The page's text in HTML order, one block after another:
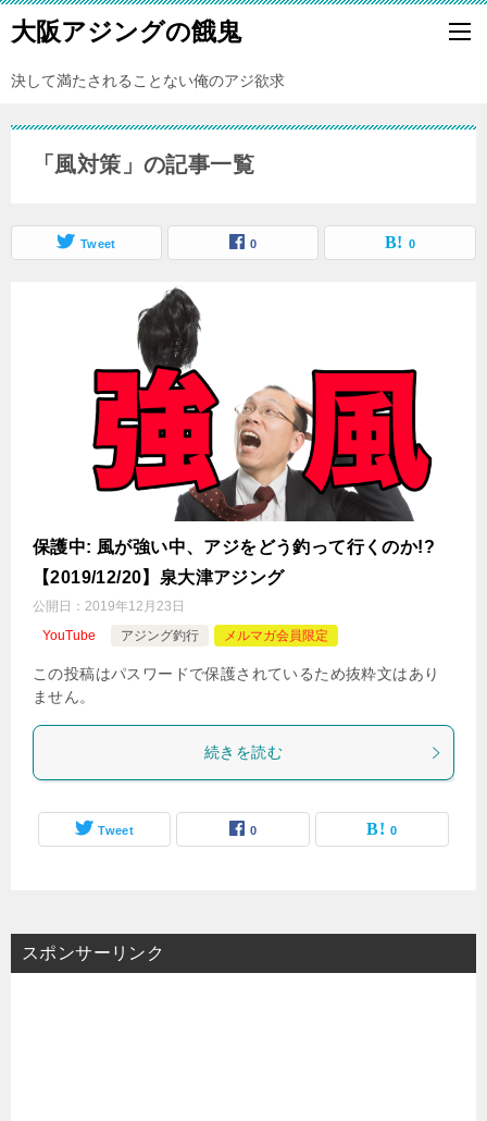
大阪アジングの餓鬼
決して満たされることない俺のアジ欲求
「風対策」の記事一覧
Tweet 0 0
保護中: 風が強い中、アジをどう釣って行くのか!?
【2019/12/20】泉大津アジング
公開日： 2019年12月23日
YouTube
アジング釣行 メルマガ会員限定
この投稿はパスワードで保護されているため抜粋文はあり
ません。
続きを読む
Tweet 0 0
スポンサーリンク